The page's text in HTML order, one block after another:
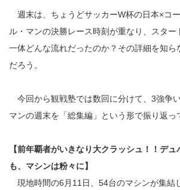
週末は、ちょうどサッカーW杯の日本×コ
ル・マンの決勝レース時刻が重なり、スター
一体どんな流れだったのか？その詳細を知ら
だろう。
今回から観戦塾では数回に分けて、3強争
マンの週末を「総集編」という形で振り返っ
【前年覇者がいきなり大クラッシュ！！デ
も、マシンは粉々に】
現地時間の6月11日、54台のマシンが集結